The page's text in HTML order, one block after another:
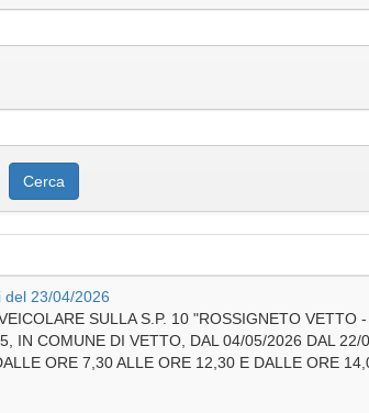
del 23/04/2026
SULLA S.P. 10 "ROSSIGNETO VETTO
IN COMUNE DI VETTO, DAL 04/05/2026 DAL 22/
ORE 7,30 ALLE ORE 12,30 E DALLE ORE